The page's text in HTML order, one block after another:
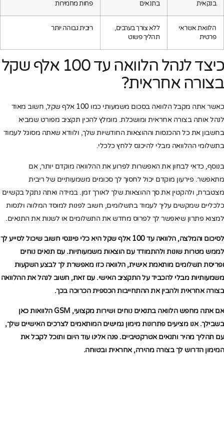
בנקאית
בתנאים
פחות מחמירות
הלוואת אשראי
פרטית
ללא צורך בערבים,
תהליך פשוט
ריבית גבוהה יותר
כיצד לנהל הלוואה עד 100 אלף שקל
בצורה אחראית?
כאשר אתה מקבל הלוואה בסכום משמעותי כמו 100 אלף שקל, חשוב מאוד
לנהל אותה בצורה אחראית ומושכלת. מומלץ להכין תקציב מפורט שמביא
בחשבון את כל ההכנסות וההוצאות החודשיות שלך, ולוודא שאתה מסוגל לעמוד
בתשלומי ההלוואה מבלי להיכנס ללחץ כלכלי.
בנוסף, כדאי לבחון את האפשרות לפרוע את ההלוואה מוקדם יותר, אם
מתאפשר. פירעון מוקדם יכול לחסוך לך סכומים משמעותיים של ריבית
מצטברת, ולהקטין את סך ההוצאות שלך לאורך זמן. במידה ואתה נתקל בקשיים
כלכליים שמקשים עליך לעמוד בתשלומים, חשוב לפנות למוסד המלווה ולנסות
למצוא פתרון שיאפשר לך לפרוס מחדש את התשלומים או לשנות את התנאים.
לסיכום והמלצה, הלוואה עד 100 אלף שקל היא כלי פיננסי חשוב שיכול לסייע לך
לממש מטרות שונות ולהתמודד עם הוצאות משמעותיות. עם תנאים נוחים
ופריסת תשלומים מותאמת אישית, הלוואה כזו מאפשרת לך לבצע השקעות
משמעותיות מבלי להכביד על התקציב האישי. עם זאת, חשוב לנהל את ההלוואה
בצורה אחראית ולהבין את ההתחייבות הכספית הכרוכה בכך.
אם אתה מחפש הלוואה בתנאים נוחים ושירות מקצועי, GSM הלוואות כאן
בשבילך. אנו מציעים פתרונות מימון גמישים המותאמים לצרכים האישיים שלך,
עם תהליך מהיר ותנאים אטרקטיביים. פנה אלינו עוד היום ותוכל לקבל את
המימון הדרוש לך בצורה מהירה, אחראית ובטוחה.